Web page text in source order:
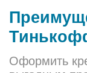
Оформить